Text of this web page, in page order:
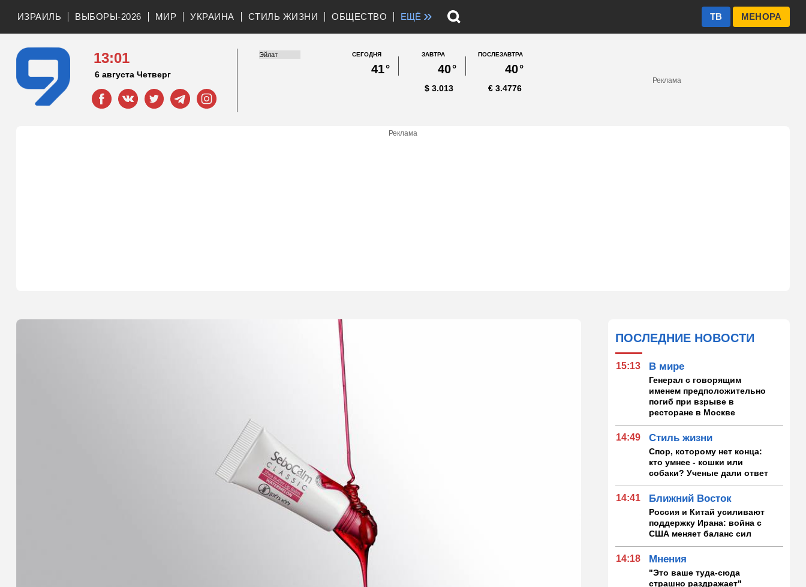
ИЗРАИЛЬ ВЫБОРЫ-2026 МИР УКРАИНА СТИЛЬ ЖИЗНИ ОБЩЕСТВО ЕЩЁ » МЕНОРА
ТВ
13:01
6 августа Четверг
СЕГОДНЯ
41°
ЗАВТРА
40°
ПОСЛЕЗАВТРА
40°
3.013
$ 3.4776
€
Реклама
Реклама
ПОСЛЕДНИЕ НОВОСТИ
15:13 В мире
Генерал с говорящим
именем предположительно
погиб при взрыве в
ресторане в Москве
14:49 Стиль жизни
Спор, которому нет конца:
кто умнее - кошки или
собаки? Ученые дали ответ
14:41 Ближний Восток
Россия и Китай усиливают
поддержку Ирана: война с
США меняет баланс сил
14:18 Мнения
"Это ваше туда-сюда
страшно раздражает"